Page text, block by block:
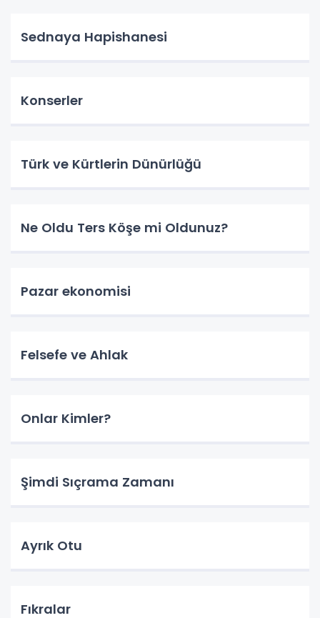
Sednaya Hapishanesi
Konserler
Türk ve Kürtlerin Dünürlüğü
Ne Oldu Ters Köşe mi Oldunuz?
Pazar ekonomisi
Felsefe ve Ahlak
Onlar Kimler?
Şimdi Sıçrama Zamanı
Ayrık Otu
Fıkralar